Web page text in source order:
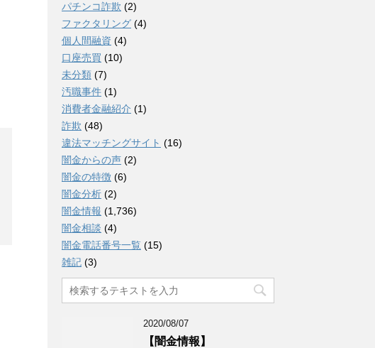
パチンコ詐欺 (2)
ファクタリング (4)
個人間融資 (4)
口座売買 (10)
未分類 (7)
汚職事件 (1)
消費者金融紹介 (1)
詐欺 (48)
違法マッチングサイト (16)
闇金からの声 (2)
闇金の特徴 (6)
闇金分析 (2)
闇金情報 (1,736)
闇金相談 (4)
闇金電話番号一覧 (15)
雑記 (3)
2020/08/07
【闇金情報】